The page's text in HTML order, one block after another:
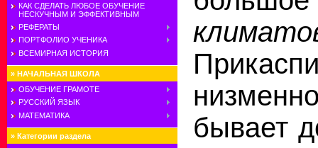
КАК СДЕЛАТЬ ЛЮБОЕ ОБУЧЕНИЕ
НЕСКУЧНЫМ И ЭФФЕКТИВНЫМ
РЕФЕРАТЫ
ПОРТФОЛИО УЧЕНИКА
ВСЕМИРНАЯ ИСТОРИЯ
» НАЧАЛЬНАЯ ШКОЛА
ОБУЧЕНИЕ ГРАМОТЕ
РУССКИЙ ЯЗЫК
МАТЕМАТИКА
» Категории раздела
бывает